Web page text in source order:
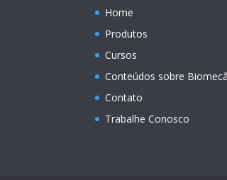
Home
Produtos
Cursos
Conteúdos sobre
Contato
Trabalhe Conosco